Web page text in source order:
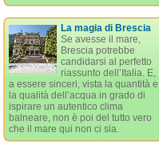
La magia di Brescia
Se avesse il mare,
Brescia potrebbe
candidarsi al perfetto
riassunto dell’Italia. E,
a essere sinceri, vista la quantità e
la qualità dell’acqua in grado di
ispirare un autentico clima
balneare, non è poi del tutto vero
che il mare qui non ci sia.